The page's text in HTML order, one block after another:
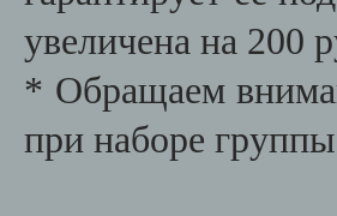
увеличена на 200
* Обращаем
при наборе